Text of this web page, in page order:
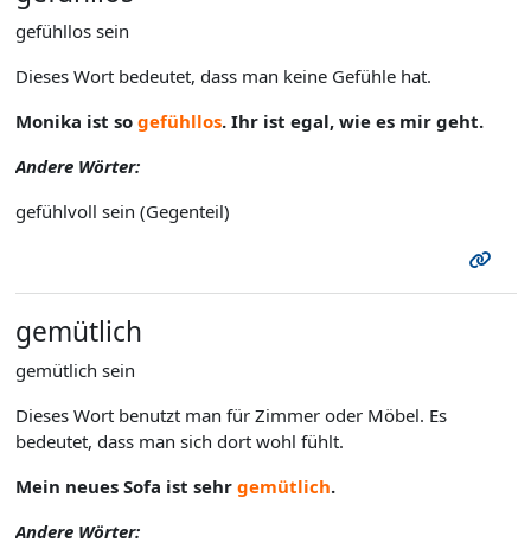
gefühllos sein
Dieses Wort bedeutet, dass man keine Gefühle hat.
Monika ist so gefühllos. Ihr ist egal, wie es mir geht.
Andere Wörter:
gefühlvoll sein (Gegenteil)
gemütlich
gemütlich sein
Dieses Wort benutzt man für Zimmer oder Möbel. Es
bedeutet, dass man sich dort wohl fühlt.
Mein neues Sofa ist sehr gemütlich.
Andere Wörter: